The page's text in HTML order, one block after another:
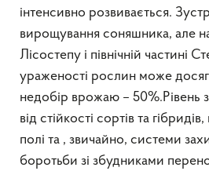
інтенсивно розвивається.
вирощування соняшника, але
Лісостепу і північній частині
ураженості рослин може
недобір врожаю – 50%.Рівень
від стійкості сортів та гібридів,
полі та , звичайно, системи
боротьби зі збудниками